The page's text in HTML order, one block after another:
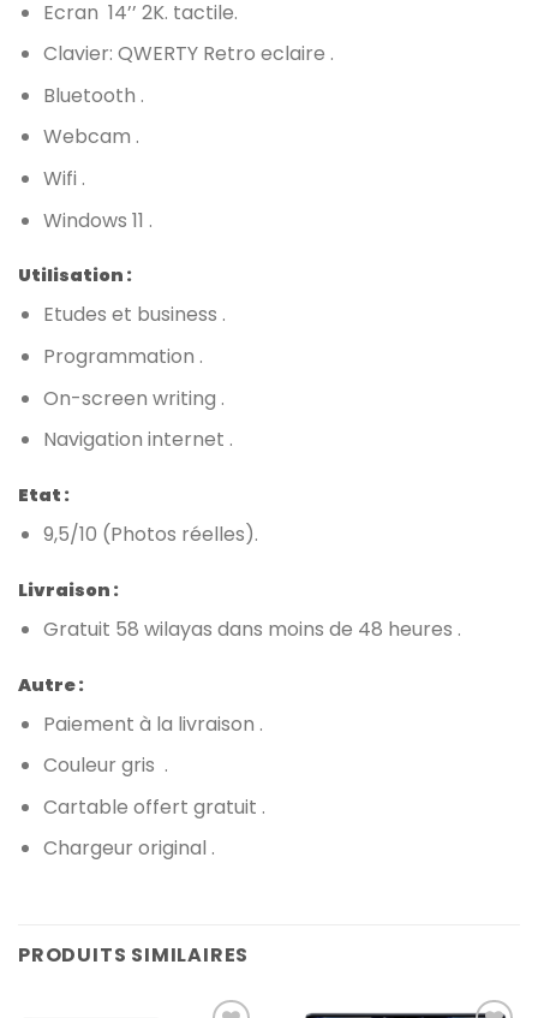
Ecran 14’’ 2K. tactile.
Clavier: QWERTY Retro eclaire .
Bluetooth .
Webcam .
Wifi .
Windows 11 .
Utilisation :
Etudes et business .
Programmation .
On-screen writing .
Navigation internet .
Etat :
9,5/10 (Photos réelles).
Livraison :
Gratuit 58 wilayas dans moins de 48 heures .
Autre :
Paiement à la livraison .
Couleur gris .
Cartable offert gratuit .
Chargeur original .
PRODUITS SIMILAIRES